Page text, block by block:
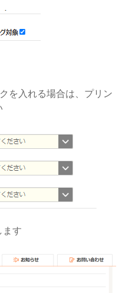
を入れる場合は、プリン
ます